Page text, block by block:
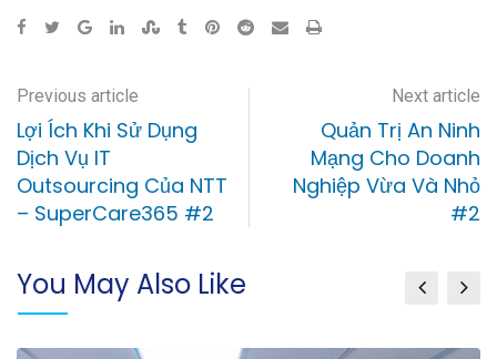
Previous article
Lợi Ích Khi Sử Dụng
Dịch Vụ IT
Outsourcing Của NTT
– SuperCare365 #2
Next article
Quản Trị An Ninh
Mạng Cho Doanh
Nghiệp Vừa Và Nhỏ
#2
You May Also Like